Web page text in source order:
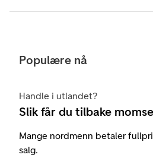
Populære nå
Handle i utlandet?
Slik får du tilbake
Mange nordmenn betaler
salg.